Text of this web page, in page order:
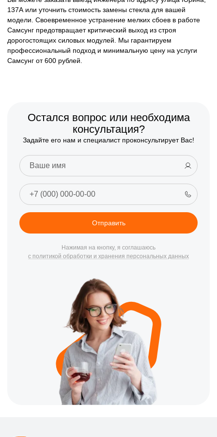
137А или уточнить стоимость замены стекла для вашей
модели. Своевременное устранение мелких сбоев в работе
Самсунг предотвращает критический выход из строя
дорогостоящих силовых модулей. Мы гарантируем
профессиональный подход и минимальную цену на услуги
Самсунг от 600 рублей.
Остался вопрос или необходима
консультация?
Задайте его нам и специалист проконсультирует Вас!
Отправить
Нажимая на кнопку, я соглашаюсь
с политикой обработки и хранения персональных данных